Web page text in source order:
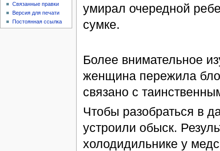
умирал очередной
сумке.
Более внимательное
женщина пережила
связано с
Чтобы разобраться в
устроили обыск.
холодидильнике у
Связанные правки
Версия для печати
Постоянная ссылка